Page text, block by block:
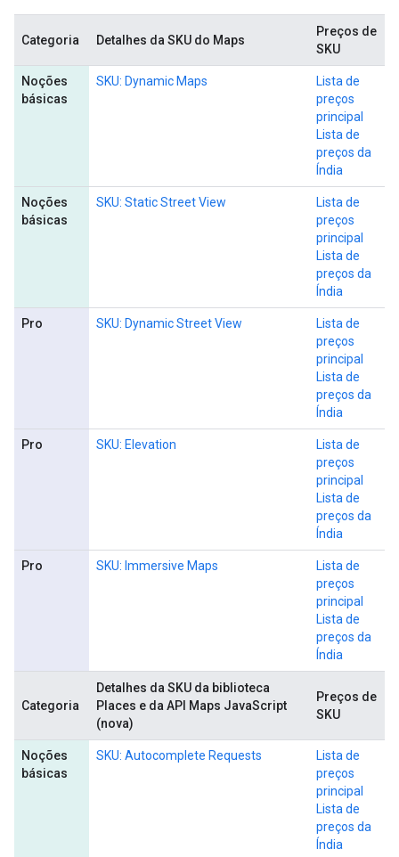
Categoria Detalhes da SKU do Maps
Preços de
SKU
Noções
básicas
SKU: Dynamic Maps
Lista de
preços
principal
Lista de
preços da
Índia
Noções
básicas
SKU: Static Street View
Lista de
preços
principal
Lista de
preços da
Índia
Pro SKU: Dynamic Street View
Lista de
preços
principal
Lista de
preços da
Índia
Pro SKU: Elevation
Lista de
preços
principal
Lista de
preços da
Índia
Pro SKU: Immersive Maps
Lista de
preços
principal
Lista de
preços da
Índia
Categoria
Detalhes da SKU da biblioteca
Places e da API Maps JavaScript
(nova)
Preços de
SKU
Noções
básicas
SKU: Autocomplete Requests
Lista de
preços
principal
Lista de
preços da
Índia